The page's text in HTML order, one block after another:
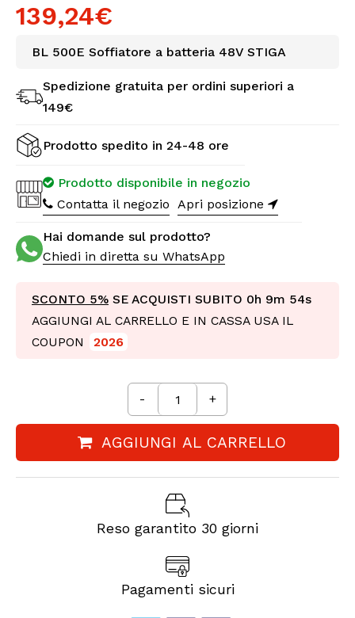
139,24€
BL 500E Soffiatore a batteria 48V STIGA
Spedizione gratuita per ordini superiori a
149€
Prodotto spedito in 24-48 ore
Prodotto disponibile in negozio
Contatta il negozio Apri posizione
Hai domande sul prodotto?
Chiedi in diretta su WhatsApp
SCONTO 5% SE ACQUISTI SUBITO 0h 9m 52s
AGGIUNGI AL CARRELLO E IN CASSA USA IL
COUPON
2026
- +
AGGIUNGI AL CARRELLO
Reso garantito 30 giorni
Pagamenti sicuri